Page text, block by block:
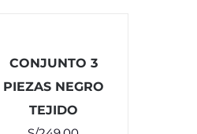
CONJUNTO 3
PIEZAS NEGRO
TEJIDO